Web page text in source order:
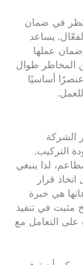
في ضمان
يساعد
عملها
المخاطر طوال
عنصرًا أساسيًا
الشركة
التركيب.
لذا ينبغي
قرار
هي خبرة
مثبت في تنفيذ
على التعامل مع